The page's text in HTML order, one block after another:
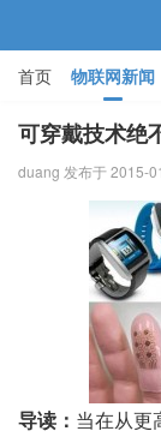
首页 物联网新闻
智能家居
可穿戴技术绝
duang 发布于 2015-
导读： 当在从更